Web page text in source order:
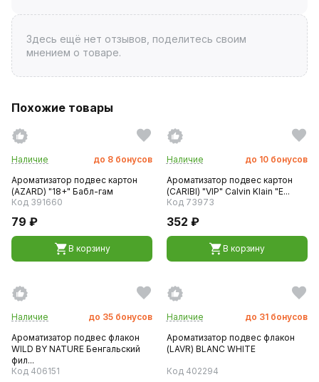
Здесь ещё нет отзывов, поделитесь своим
мнением о товаре.
Похожие товары
Наличие до 8 бонусов
Ароматизатор подвес картон
(AZARD) "18+" Бабл-гам
Код 391660
79 ₽
В корзину
Наличие до 10 бонусов
Ароматизатор подвес картон
(CARIBI) "VIP" Calvin Klain "E...
Код 73973
352 ₽
В корзину
Наличие до 35 бонусов
Ароматизатор подвес флакон
WILD BY NATURE Бенгальский
фил...
Код 406151
Наличие до 31 бонусов
Ароматизатор подвес флакон
(LAVR) BLANC WHITE
Код 402294